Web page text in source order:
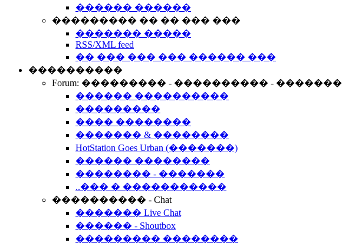
������ ������
��������� �� �� ��� ���
������� �����
RSS/XML feed
�� ��� ��� ��� ������ ���
����������
Forum: ��������� - ���������� - �������
������ ����������
���������
���� ��������
������� & ��������
HotStation Goes Urban (�������)
������ ��������
�������� - �������
..��� � �����������
���������� - Chat
������� Live Chat
������ - Shoutbox
��������� ��������